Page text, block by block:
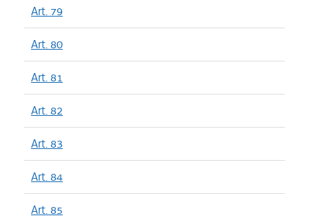
Art. 79
Art. 80
Art. 81
Art. 82
Art. 83
Art. 84
Art. 85